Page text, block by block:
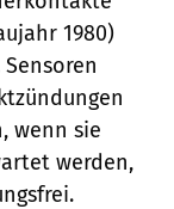
1980)
wenn sie
werden,